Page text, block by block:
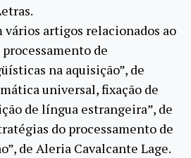
vários artigos relacionados ao
de
na aquisição”, de
universal, fixação de
de língua estrangeira”, de
do processamento de
de Aleria Cavalcante Lage.